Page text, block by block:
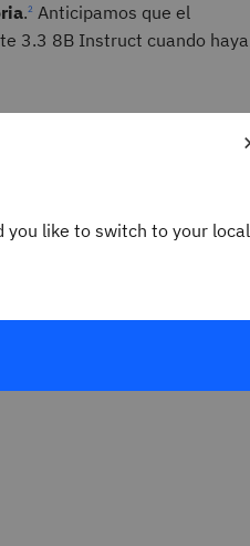
.2 Anticipamos que el
3.3 8B Instruct cuando haya
you like to switch to your local